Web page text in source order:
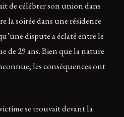
de célébrer son union dans
la soirée dans une résidence
dispute a éclaté entre le
de 29 ans. Bien que la nature
les conséquences ont
se trouvait devant la